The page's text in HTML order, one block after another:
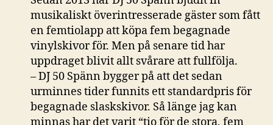
musikaliskt överintresserade gäster som fått
en femtiolapp att köpa fem begagnade
vinylskivor för. Men på senare tid har
uppdraget blivit allt svårare att fullfölja.
– DJ 50 Spänn bygger på att det sedan
urminnes tider funnits ett standardpris för
begagnade slaskskivor. Så länge jag kan